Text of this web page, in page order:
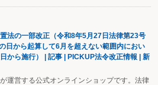
法の一部改正（令和8年5月27日法律第23号
日から起算して6月を超えない範囲内におい
から施行） | 記事 | PICKUP法令改正情報 | 新
運営する公式オンラインショップです。法律